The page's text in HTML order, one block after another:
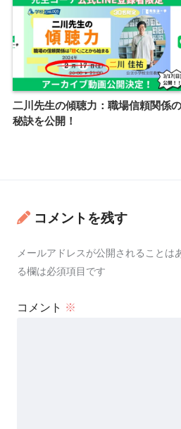
二川先生の傾聴力：職場信頼関係の
秘訣を公開！
コメントを残す
メールアドレスが公開されることは
る欄は必須項目です
コメント ※